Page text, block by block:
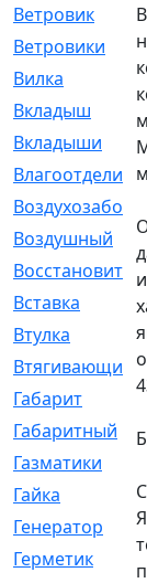
Ветровик
Ветровики
Вилка
Вкладыш
Вкладыши
Воздушный
Вставка
Втулка
Втягивающий
Габарит
Габаритный
Газматики
Гайка
Генератор
Герметик